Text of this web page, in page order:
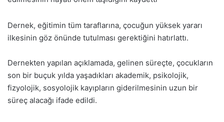
Dernek, eğitimin tüm taraflarına, çocuğun yüksek yararı
ilkesinin göz önünde tutulması gerektiğini hatırlattı.
Dernekten yapılan açıklamada, gelinen süreçte, çocukların
son bir buçuk yılda yaşadıkları akademik, psikolojik,
fizyolojik, sosyolojik kayıpların giderilmesinin uzun bir
süreç alacağı ifade edildi.